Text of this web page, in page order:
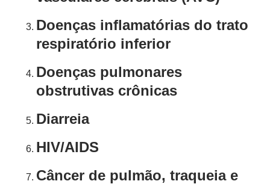
Doenças inflamatórias do trato
respiratório inferior
Doenças pulmonares
obstrutivas crônicas
Diarreia
HIV/AIDS
Câncer de pulmão, traqueia e